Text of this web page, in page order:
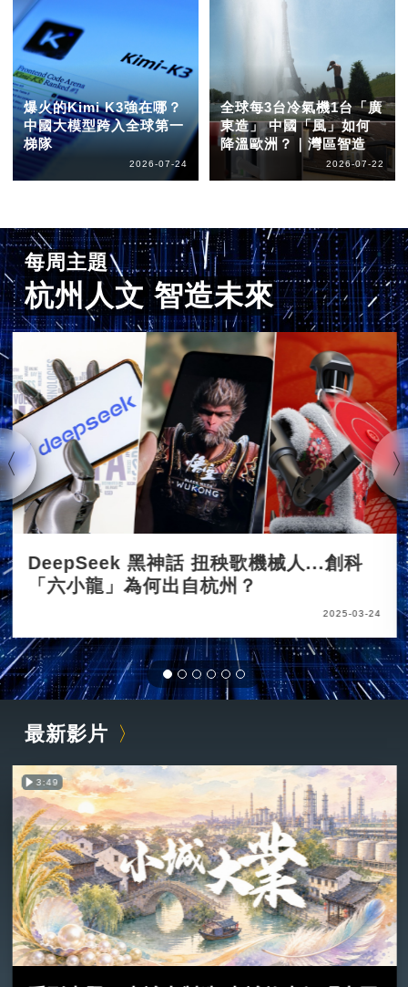
爆火的Kimi K3強在哪？
中國大模型跨入全球第一
梯隊
2026-07-24
全球每3台冷氣機1台「廣
東造」 中國「風」如何
降溫歐洲？｜灣區智造
2026-07-22
每周主題
杭州人文 智造未來
DeepSeek 黑神話 扭秧歌機械人...創科
「六小龍」為何出自杭州？
2025-03-24
最新影片
3:49